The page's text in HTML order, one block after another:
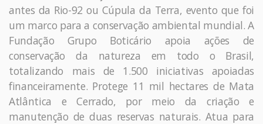
antes da Rio-92 ou Cúpula da Terra, evento que foi
um marco para a conservação ambiental mundial. A
Fundação Grupo Boticário apoia ações de
conservação da natureza em todo o Brasil,
totalizando mais de 1.500 iniciativas apoiadas
financeiramente. Protege 11 mil hectares de Mata
Atlântica e Cerrado, por meio da criação e
manutenção de duas reservas naturais. Atua para